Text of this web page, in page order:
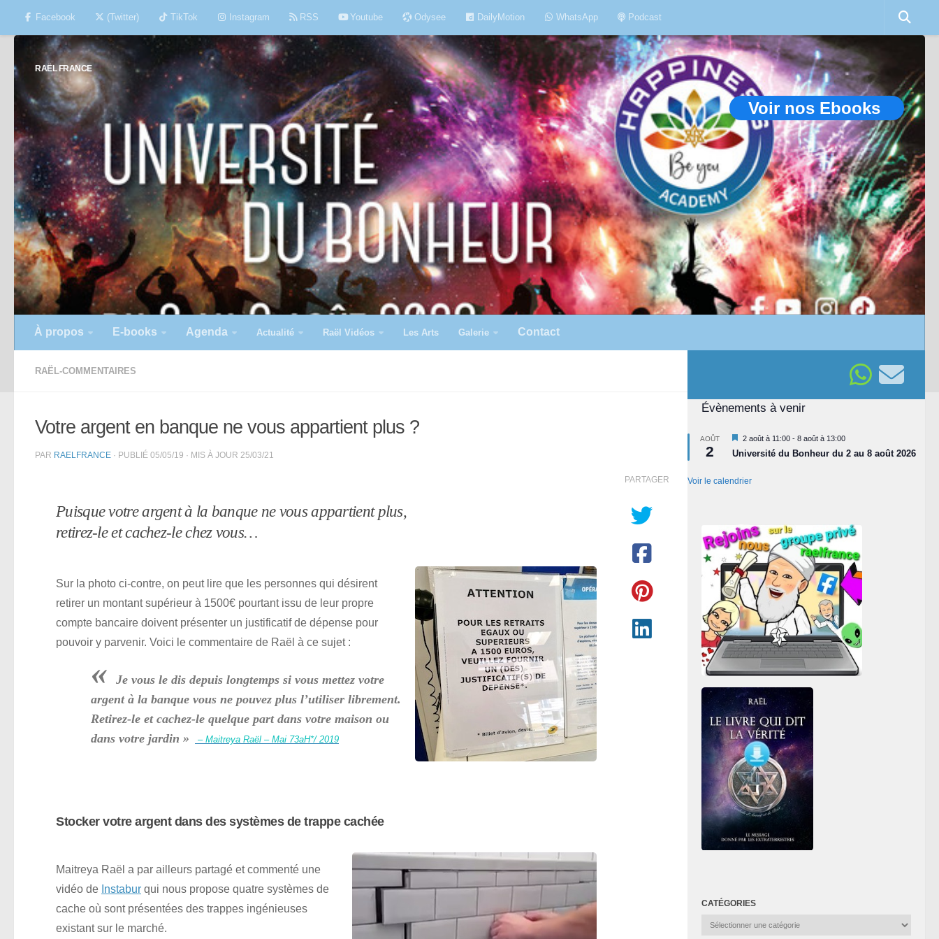
Skip to content
Facebook (Twitter) TikTok Instagram RSS Youtube Odysee DailyMotion WhatsApp Podcast
RAËL FRANCE
Voir nos Ebooks
À propos E-books Agenda Actualité Raël Vidéos Les Arts Galerie Contact
RAËL-COMMENTAIRES
Votre argent en banque ne vous appartient plus ?
PAR RAELFRANCE · PUBLIÉ 05/05/19 · MIS À JOUR 25/03/21
Puisque votre argent à la banque ne vous appartient plus,
retirez-le et cachez-le chez vous…
Sur la photo ci-contre, on peut lire que les personnes qui désirent
retirer un montant supérieur à 1500€ pourtant issu de leur propre
compte bancaire doivent présenter un justificatif de dépense pour
pouvoir y parvenir. Voici le commentaire de Raël à ce sujet :
«
Je vous le dis depuis longtemps si vous mettez votre
argent à la banque vous ne pouvez plus l’utiliser librement.
Retirez-le et cachez-le quelque part dans votre maison ou
dans votre jardin »
– Maitreya Raël – Mai 73aH*/ 2019
Stocker votre argent dans des systèmes de trappe cachée
Maitreya Raël a par ailleurs partagé et commenté une
vidéo de Instabur qui nous propose quatre systèmes de
cache où sont présentées des trappes ingénieuses
existant sur le marché.
PARTAGER
Évènements à venir
AOÛT
2
Mis
en
avant
2 août à 11:00 - 8 août à 13:00
Université du Bonheur du 2 au 8 août 2026
Voir le calendrier
CATÉGORIES
Catégories